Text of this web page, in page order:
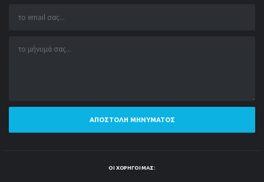
ΑΠΟΣΤΟΛΉ ΜΗΝΎΜΑΤΟΣ
ΟΙ ΧΟΡΗΓΟΊ ΜΑΣ: